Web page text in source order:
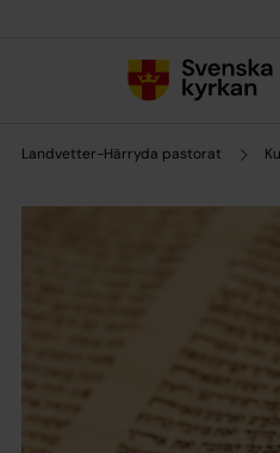
Landvetter-Härryda pastorat